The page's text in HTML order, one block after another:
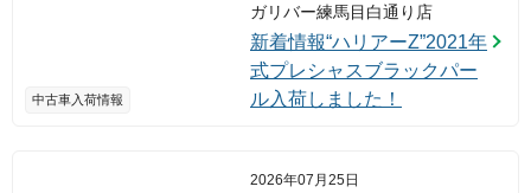
中古車入荷情報
ガリバー練馬目白通り店
新着情報“ハリアーZ”2021年
式プレシャスブラックパー
ル入荷しました！
2026年07月25日